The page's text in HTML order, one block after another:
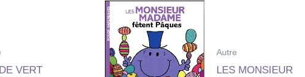
VERT
Autre
LES MONSIEUR